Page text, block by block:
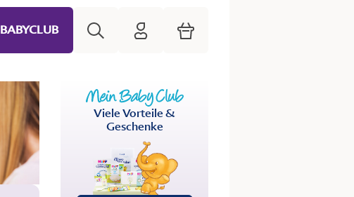
BABYCLUB HiPP Mein Babyclub
Warenkorb
Viele Vorteile &
Geschenke